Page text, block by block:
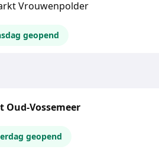
Vrouwenpolder
geopend
Oud-Vossemeer
geopend